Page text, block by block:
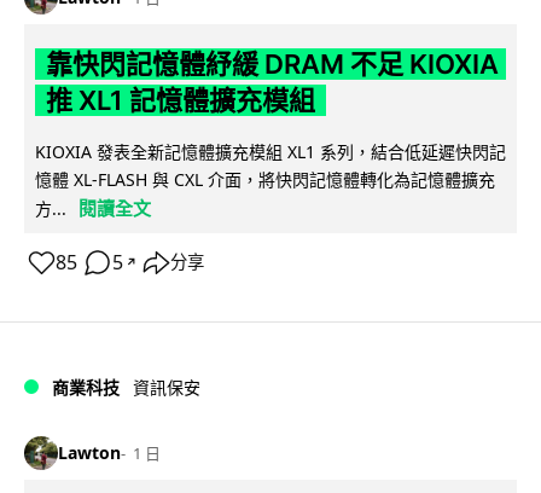
靠快閃記憶體紓緩 DRAM 不足 KIOXIA
推 XL1 記憶體擴充模組
KIOXIA 發表全新記憶體擴充模組 XL1 系列，結合低延遲快閃記
憶體 XL-FLASH 與 CXL 介面，將快閃記憶體轉化為記憶體擴充
方...
閱讀全文
85 5 ↗ 分享
商業科技 資訊保安
Lawton 1 日